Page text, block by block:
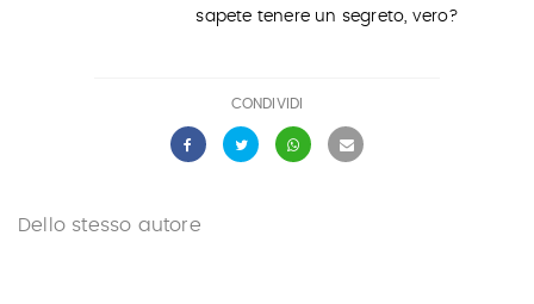
sapete tenere un segreto, vero?
CONDIVIDI
Dello stesso autore